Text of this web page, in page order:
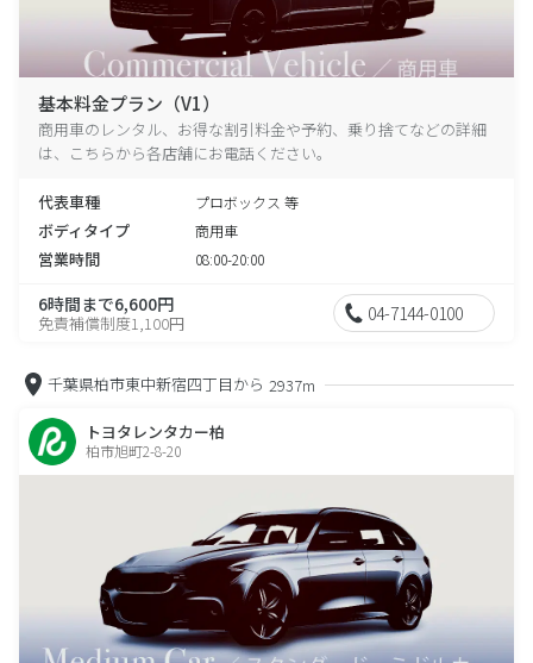
基本料金プラン（V1）
商用車のレンタル、お得な割引料金や予約、乗り捨てなどの詳細
は、こちらから各店舗にお電話ください。
代表車種 プロボックス 等
ボディタイプ 商用車
営業時間 08:00-20:00
6時間まで6,600円
免責補償制度1,100円 04-7144-0100
千葉県柏市東中新宿四丁目から 2937m
トヨタレンタカー柏
柏市旭町2-8-20